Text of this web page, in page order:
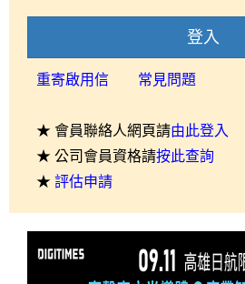
登入
重寄啟用信 常見問題
★ 會員聯絡人網頁請由此登入
★ 公司會員資格請按此查詢
★ 評估申請